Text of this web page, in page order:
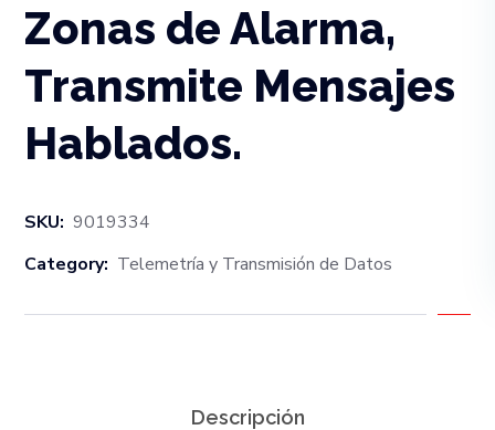
Zonas de Alarma,
Transmite Mensajes
Hablados.
SKU: 9019334
Category: Telemetría y Transmisión de Datos
Descripción